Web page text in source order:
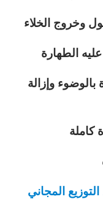
وخروج الخلاء
الطهارة
وإزالة
كاملة
المجاني